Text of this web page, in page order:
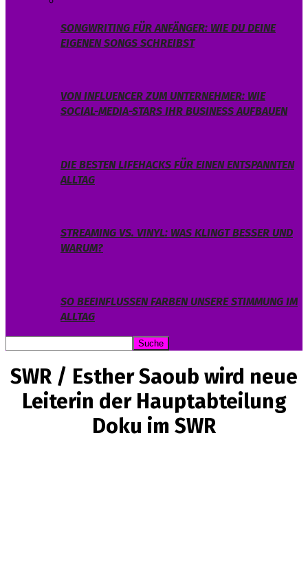
SONGWRITING FÜR ANFÄNGER: WIE DU DEINE
EIGENEN SONGS SCHREIBST
VON INFLUENCER ZUM UNTERNEHMER: WIE
SOCIAL-MEDIA-STARS IHR BUSINESS AUFBAUEN
DIE BESTEN LIFEHACKS FÜR EINEN ENTSPANNTEN
ALLTAG
STREAMING VS. VINYL: WAS KLINGT BESSER UND
WARUM?
SO BEEINFLUSSEN FARBEN UNSERE STIMMUNG IM
ALLTAG
SWR / Esther Saoub wird neue
Leiterin der Hauptabteilung
Doku im SWR